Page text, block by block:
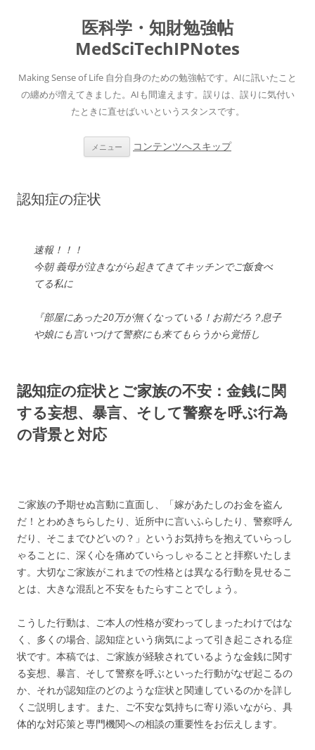
医科学・知財勉強帖
MedSciTechIPNotes
Making Sense of Life 自分自身のための勉強帖です。AIに訊いたこと
の纏めが増えてきました。AIも間違えます。誤りは、誤りに気付い
たときに直せばいいというスタンスです。
メニュー コンテンツへスキップ
認知症の症状
速報！！！
今朝 義母が泣きながら起きてきてキッチンでご飯食べ
てる私に
『部屋にあった20万が無くなっている！お前だろ？息子
や娘にも言いつけて警察にも来てもらうから覚悟し
とうとうきたか…
— ネギしお (@TwC2BsIlbJ74100) June 12, 2025
認知症の症状とご家族の不安：金銭に関
する妄想、暴言、そして警察を呼ぶ行為
の背景と対応
ご家族の予期せぬ言動に直面し、「嫁があたしのお金を盗ん
だ！とわめきちらしたり、近所中に言いふらしたり、警察呼ん
だり、そこまでひどいの？」というお気持ちを抱えていらっし
ゃることに、深く心を痛めていらっしゃることと拝察いたしま
す。大切なご家族がこれまでの性格とは異なる行動を見せるこ
とは、大きな混乱と不安をもたらすことでしょう。
こうした行動は、ご本人の性格が変わってしまったわけではな
く、多くの場合、認知症という病気によって引き起こされる症
状です。本稿では、ご家族が経験されているような金銭に関す
る妄想、暴言、そして警察を呼ぶといった行動がなぜ起こるの
か、それが認知症のどのような症状と関連しているのかを詳し
くご説明します。また、ご不安な気持ちに寄り添いながら、具
体的な対応策と専門機関への相談の重要性をお伝えします。